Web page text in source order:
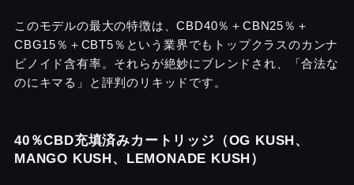
このモデルの最大の特徴は、CBD40％＋CBN25％＋
CBG15％＋CBT5％という業界でもトップクラスのカンナ
ビノイド含有率。それらが絶妙にブレンドされ、「合法な
のにキマる」と評判のリキッドです。
40％CBD充填済みカートリッジ（OG KUSH、
MANGO KUSH、LEMONADE KUSH）